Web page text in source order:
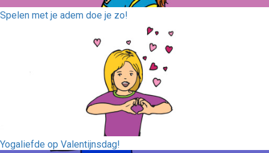
Spelen met je adem doe je zo!
Yogaliefde op Valentijnsdag!